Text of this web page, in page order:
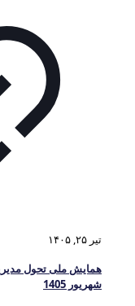
تیر ۲۵, ۱۴۰۵
همایش ملی تحول
شهریور 1405